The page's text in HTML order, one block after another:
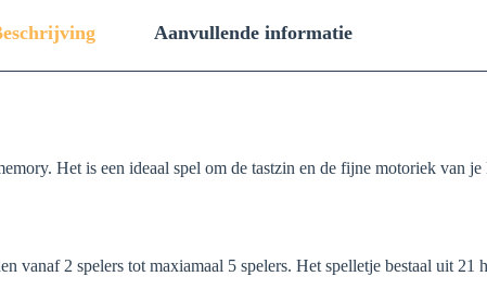
Aanvullende informatie
Het is een ideaal spel om de tastzin en de fijne motoriek van
vanaf 2 spelers tot maxiamaal 5 spelers. Het spelletje bestaal uit 21